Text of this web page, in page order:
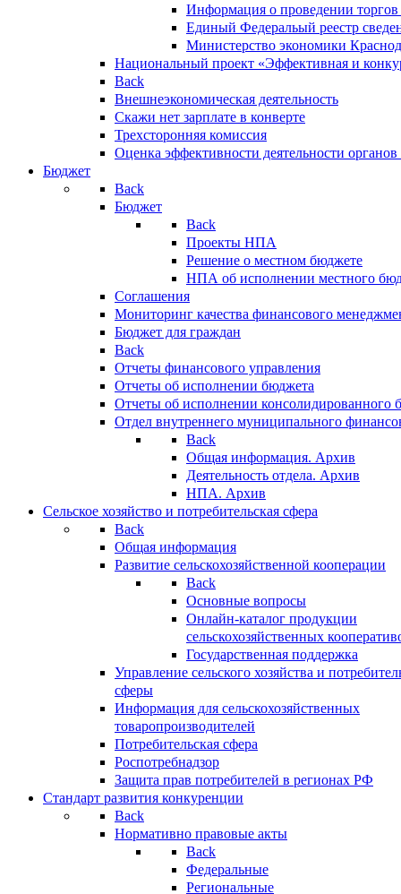
Информация о проведении
Единый Федеральый реестр
Министерство экономики
Национальный проект «Эффективная и
Back
Внешнеэкономическая деятельность
Скажи нет зарплате в конверте
Трехсторонняя комиссия
Оценка эффективности деятельности
Бюджет
Back
Бюджет
Back
Проекты НПА
Решение о местном бюджете
НПА об исполнении местного
Соглашения
Мониторинг качества финансового
Бюджет для граждан
Back
Отчеты финансового управления
Отчеты об исполнении бюджета
Отчеты об исполнении консолидированного
Отдел внутреннего муниципального
Back
Общая информация. Архив
Деятельность отдела. Архив
НПА. Архив
Сельское хозяйство и потребительская сфера
Back
Общая информация
Развитие сельскохозяйственной кооперации
Back
Основные вопросы
Онлайн-каталог продукции
сельскохозяйственных
Государственная поддержка
Управление сельского хозяйства и
сферы
Информация для сельскохозяйственных
товаропроизводителей
Потребительская сфера
Роспотребнадзор
Защита прав потребителей в регионах РФ
Стандарт развития конкуренции
Back
Нормативно правовые акты
Back
Федеральные
Региональные